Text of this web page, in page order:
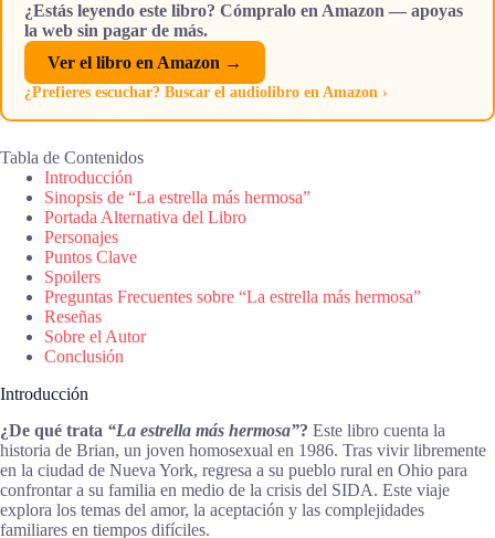
¿Estás leyendo este libro? Cómpralo en Amazon — apoyas
la web sin pagar de más.
Ver el libro en Amazon →
¿Prefieres escuchar? Buscar el audiolibro en Amazon ›
Tabla de Contenidos
Introducción
Sinopsis de “La estrella más hermosa”
Portada Alternativa del Libro
Personajes
Puntos Clave
Spoilers
Preguntas Frecuentes sobre “La estrella más hermosa”
Reseñas
Sobre el Autor
Conclusión
Introducción
¿De qué trata “La estrella más hermosa”? Este libro cuenta la
historia de Brian, un joven homosexual en 1986. Tras vivir libremente
en la ciudad de Nueva York, regresa a su pueblo rural en Ohio para
confrontar a su familia en medio de la crisis del SIDA. Este viaje
explora los temas del amor, la aceptación y las complejidades
familiares en tiempos difíciles.